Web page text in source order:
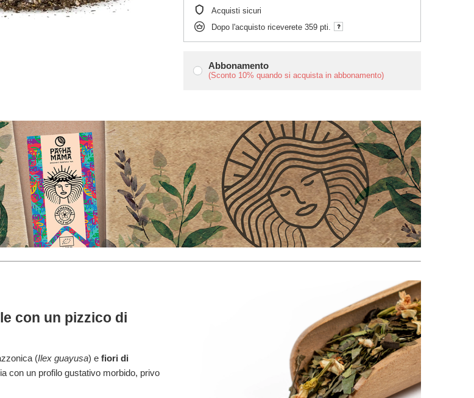
Abbonamento
(Sconto 10% quando si acquista in abbonamento)
Acquisti sicuri
Dopo l'acquisto riceverete359 pti.
con un pizzico di
(Ilex guayusa) e fiori di
con un profilo gustativo morbido, privo